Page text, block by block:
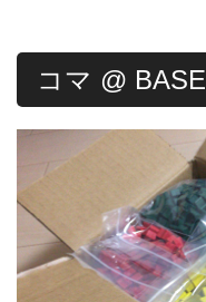
コマ @ BASE